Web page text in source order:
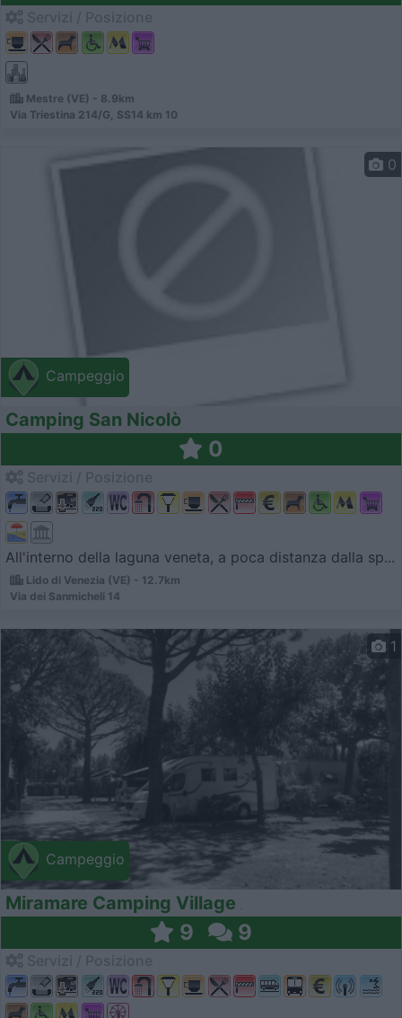
Mestre (VE) - 8.9km
Via Triestina 214/G, SS14 km 10
Campeggio
0
Camping San Nicolò
0
All'interno della laguna veneta, a poca distanza dalla sp...
Lido di Venezia (VE) - 12.7km
Via dei Sanmicheli 14
Campeggio
1
Miramare Camping Village
9 9